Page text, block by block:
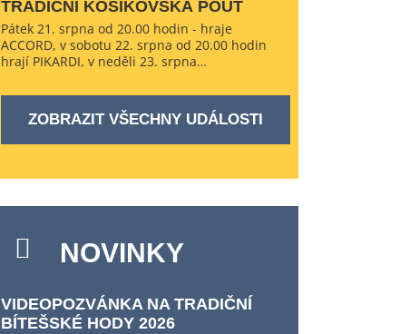
TRADIČNÍ KOŠÍKOVSKÁ POUŤ
Pátek 21. srpna od 20.00 hodin - hraje
ACCORD, v sobotu 22. srpna od 20.00 hodin
hrají PIKARDI, v neděli 23. srpna…
ZOBRAZIT VŠECHNY UDÁLOSTI
NOVINKY
VIDEOPOZVÁNKA NA TRADIČNÍ
BÍTEŠSKÉ HODY 2026